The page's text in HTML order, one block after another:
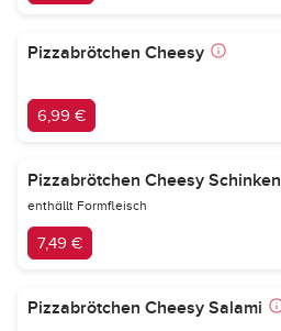
Pizzabrötchen Cheesy
6,99 €
Pizzabrötchen Cheesy Schinken
enthällt Formfleisch
7,49 €
Pizzabrötchen Cheesy Salami